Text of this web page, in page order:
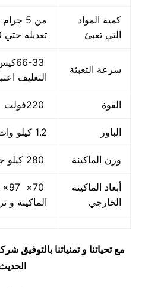
كمية المواد
التي تعبئ
تعديله حتي 500 جرام
سرعة التعبئة
66-
التغليف
القوة
الباور 1.2 كيلو وات
وزن الماكينة
أبعاد الماكينة
الخارجي
الماكينة و
مع تحياتنا و تمنياتنا